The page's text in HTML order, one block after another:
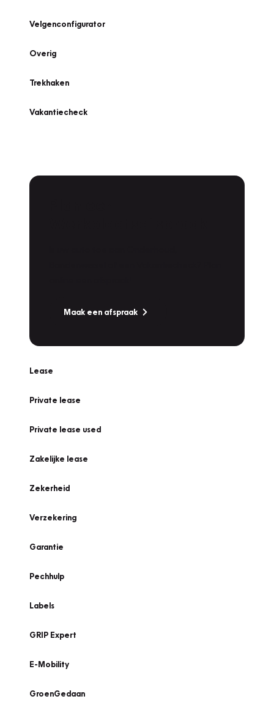
Velgenconfigurator
Overig
Trekhaken
Vakantiecheck
Maak een afspraak
Lease
Private lease
Private lease used
Zakelijke lease
Zekerheid
Verzekering
Garantie
Pechhulp
Labels
GRIP Expert
E-Mobility
GroenGedaan